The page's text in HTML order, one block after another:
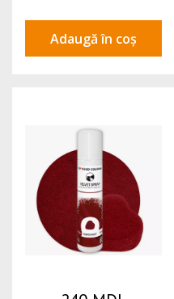
Adaugă în coș